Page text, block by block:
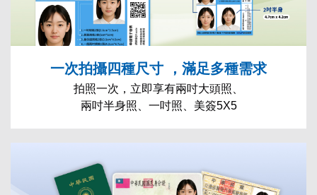
一次拍攝四種尺寸 ，滿足多種需求
拍照一次，立即享有兩吋大頭照、
兩吋半身照、一吋照、美簽5X5